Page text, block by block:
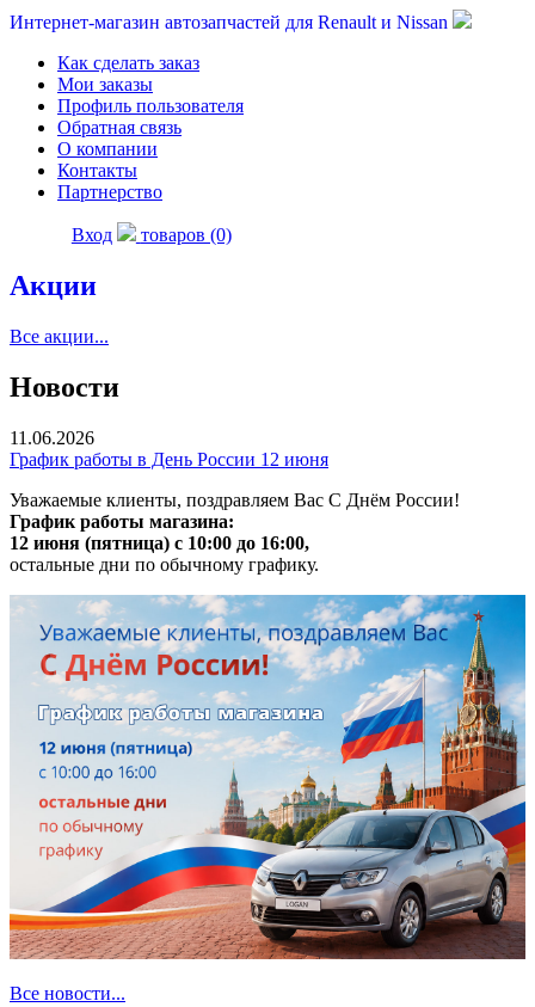
Интернет-магазин автозапчастей для Renault и Nissan
Как сделать заказ
Мои заказы
Профиль пользователя
Обратная связь
О компании
Контакты
Партнерство
Вход товаров (0)
Акции
Все акции...
Новости
11.06.2026
График работы в День России 12 июня
Уважаемые клиенты, поздравляем Вас С Днём России!
График работы магазина:
12 июня (пятница) с 10:00 до 16:00,
остальные дни по обычному графику.
Все новости...